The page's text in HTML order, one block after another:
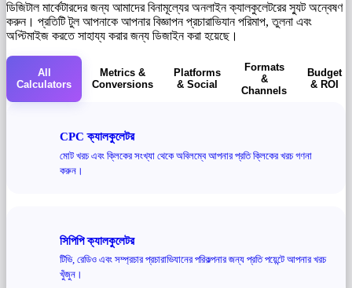
ডিজিটাল মার্কেটারদের জন্য আমাদের বিনামূল্যের অনলাইন ক্যালকুলেটরের স্যুট অন্বেষণ
করুন। প্রতিটি টুল আপনাকে আপনার বিজ্ঞাপন প্রচারাভিযান পরিমাপ, তুলনা এবং
অপ্টিমাইজ করতে সাহায্য করার জন্য ডিজাইন করা হয়েছে।
All
Calculators
Metrics &
Conversions
Platforms
& Social
Formats
&
Channels
Budget
& ROI
CPC ক্যালকুলেটর
মোট খরচ এবং ক্লিকের সংখ্যা থেকে অবিলম্বে আপনার প্রতি ক্লিকের খরচ গণনা
করুন।
সিপিপি ক্যালকুলেটর
টিভি, রেডিও এবং সম্প্রচার প্রচারাভিযানের পরিকল্পনার জন্য প্রতি পয়েন্টে আপনার খরচ
খুঁজুন।